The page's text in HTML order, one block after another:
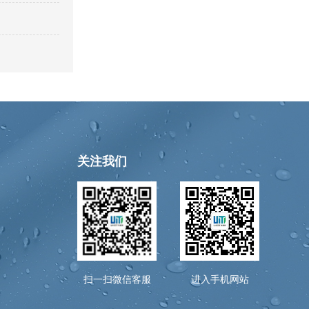
关注我们
扫一扫微信客服 进入手机网站